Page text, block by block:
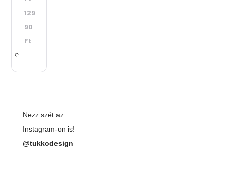
129
90
Ft
Nezz szét az
Instagram-on is!
@tukkodesign